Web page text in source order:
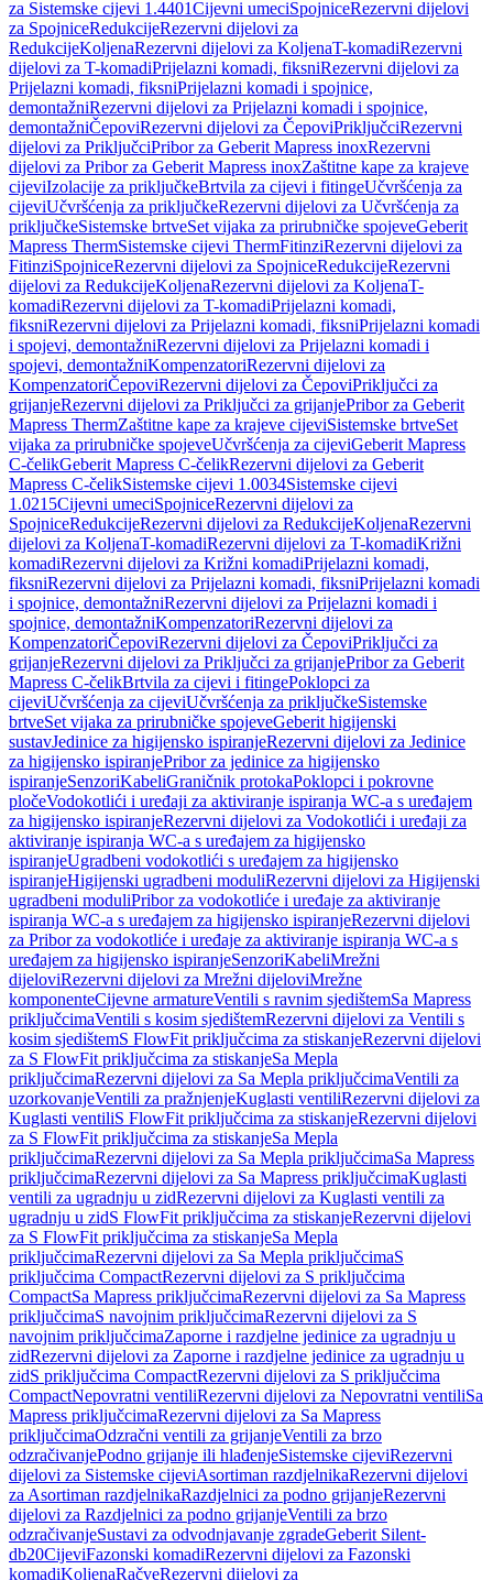
za Sistemske cijevi 1.4401Cijevni umeciSpojniceRezervni dijelovi
za SpojniceRedukcijeRezervni dijelovi za
RedukcijeKoljenaRezervni dijelovi za KoljenaT-komadiRezervni
dijelovi za T-komadiPrijelazni komadi, fiksniRezervni dijelovi za
Prijelazni komadi, fiksniPrijelazni komadi i spojnice,
demontažniRezervni dijelovi za Prijelazni komadi i spojnice,
demontažniČepoviRezervni dijelovi za ČepoviPriključciRezervni
dijelovi za PriključciPribor za Geberit Mapress inoxRezervni
dijelovi za Pribor za Geberit Mapress inoxZaštitne kape za krajeve
cijeviIzolacije za priključkeBrtvila za cijevi i fitingeUčvršćenja za
cijeviUčvršćenja za priključkeRezervni dijelovi za Učvršćenja za
priključkeSistemske brtveSet vijaka za prirubničke spojeveGeberit
Mapress ThermSistemske cijevi ThermFitinziRezervni dijelovi za
FitinziSpojniceRezervni dijelovi za SpojniceRedukcijeRezervni
dijelovi za RedukcijeKoljenaRezervni dijelovi za KoljenaT-
komadiRezervni dijelovi za T-komadiPrijelazni komadi,
fiksniRezervni dijelovi za Prijelazni komadi, fiksniPrijelazni komadi
i spojevi, demontažniRezervni dijelovi za Prijelazni komadi i
spojevi, demontažniKompenzatoriRezervni dijelovi za
KompenzatoriČepoviRezervni dijelovi za ČepoviPriključci za
grijanjeRezervni dijelovi za Priključci za grijanjePribor za Geberit
Mapress ThermZaštitne kape za krajeve cijeviSistemske brtveSet
vijaka za prirubničke spojeveUčvršćenja za cijeviGeberit Mapress
C-čelikGeberit Mapress C-čelikRezervni dijelovi za Geberit
Mapress C-čelikSistemske cijevi 1.0034Sistemske cijevi
1.0215Cijevni umeciSpojniceRezervni dijelovi za
SpojniceRedukcijeRezervni dijelovi za RedukcijeKoljenaRezervni
dijelovi za KoljenaT-komadiRezervni dijelovi za T-komadiKrižni
komadiRezervni dijelovi za Križni komadiPrijelazni komadi,
fiksniRezervni dijelovi za Prijelazni komadi, fiksniPrijelazni komadi
i spojnice, demontažniRezervni dijelovi za Prijelazni komadi i
spojnice, demontažniKompenzatoriRezervni dijelovi za
KompenzatoriČepoviRezervni dijelovi za ČepoviPriključci za
grijanjeRezervni dijelovi za Priključci za grijanjePribor za Geberit
Mapress C-čelikBrtvila za cijevi i fitingePoklopci za
cijeviUčvršćenja za cijeviUčvršćenja za priključkeSistemske
brtveSet vijaka za prirubničke spojeveGeberit higijenski
sustavJedinice za higijensko ispiranjeRezervni dijelovi za Jedinice
za higijensko ispiranjePribor za jedinice za higijensko
ispiranjeSenzoriKabeliGraničnik protokaPoklopci i pokrovne
pločeVodokotlići i uređaji za aktiviranje ispiranja WC-a s uređajem
za higijensko ispiranjeRezervni dijelovi za Vodokotlići i uređaji za
aktiviranje ispiranja WC-a s uređajem za higijensko
ispiranjeUgradbeni vodokotlići s uređajem za higijensko
ispiranjeHigijenski ugradbeni moduliRezervni dijelovi za Higijenski
ugradbeni moduliPribor za vodokotliće i uređaje za aktiviranje
ispiranja WC-a s uređajem za higijensko ispiranjeRezervni dijelovi
za Pribor za vodokotliće i uređaje za aktiviranje ispiranja WC-a s
uređajem za higijensko ispiranjeSenzoriKabeliMrežni
dijeloviRezervni dijelovi za Mrežni dijeloviMrežne
komponenteCijevne armatureVentili s ravnim sjedištemSa Mapress
priključcimaVentili s kosim sjedištemRezervni dijelovi za Ventili s
kosim sjedištemS FlowFit priključcima za stiskanjeRezervni dijelovi
za S FlowFit priključcima za stiskanjeSa Mepla
priključcimaRezervni dijelovi za Sa Mepla priključcimaVentili za
uzorkovanjeVentili za pražnjenjeKuglasti ventiliRezervni dijelovi za
Kuglasti ventiliS FlowFit priključcima za stiskanjeRezervni dijelovi
za S FlowFit priključcima za stiskanjeSa Mepla
priključcimaRezervni dijelovi za Sa Mepla priključcimaSa Mapress
priključcimaRezervni dijelovi za Sa Mapress priključcimaKuglasti
ventili za ugradnju u zidRezervni dijelovi za Kuglasti ventili za
ugradnju u zidS FlowFit priključcima za stiskanjeRezervni dijelovi
za S FlowFit priključcima za stiskanjeSa Mepla
priključcimaRezervni dijelovi za Sa Mepla priključcimaS
priključcima CompactRezervni dijelovi za S priključcima
CompactSa Mapress priključcimaRezervni dijelovi za Sa Mapress
priključcimaS navojnim priključcimaRezervni dijelovi za S
navojnim priključcimaZaporne i razdjelne jedinice za ugradnju u
zidRezervni dijelovi za Zaporne i razdjelne jedinice za ugradnju u
zidS priključcima CompactRezervni dijelovi za S priključcima
CompactNepovratni ventiliRezervni dijelovi za Nepovratni ventiliSa
Mapress priključcimaRezervni dijelovi za Sa Mapress
priključcimaOdzračni ventili za grijanjeVentili za brzo
odzračivanjePodno grijanje ili hlađenjeSistemske cijeviRezervni
dijelovi za Sistemske cijeviAsortiman razdjelnikaRezervni dijelovi
za Asortiman razdjelnikaRazdjelnici za podno grijanjeRezervni
dijelovi za Razdjelnici za podno grijanjeVentili za brzo
odzračivanjeSustavi za odvodnjavanje zgradeGeberit Silent-
db20CijeviFazonski komadiRezervni dijelovi za Fazonski
komadiKoljenaRačveRezervni dijelovi za